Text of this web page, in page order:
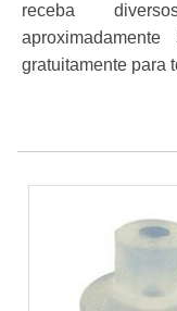
receba
gratuitamente para